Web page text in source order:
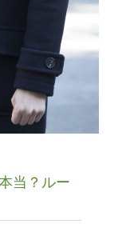
当？ルー